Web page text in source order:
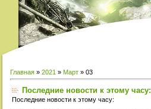
Главная » 2021 » Март » 03
Последние новости к этому часу:
Последние новости к этому часу: